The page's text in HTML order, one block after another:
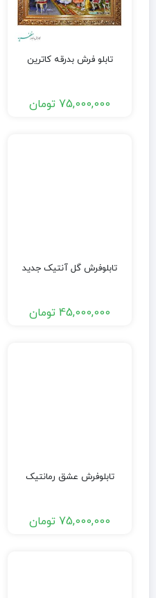
تابلو فرش بدرقه کاترین
75,000,000 تومان
تابلوفرش گل آنتیک جدید
45,000,000 تومان
تابلوفرش عشق رمانتیک
75,000,000 تومان